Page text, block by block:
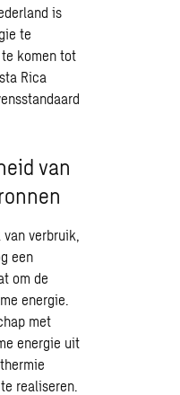
is
te
komen tot
Rica
van
verbruik,
een
om de
energie.
met
energie uit
realiseren.